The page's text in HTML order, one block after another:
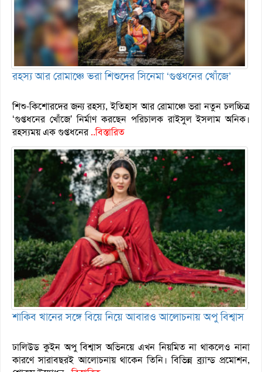
রহস্য আর রোমাঞ্চে ভরা শিশুদের সিনেমা ‘গুপ্তধনের খোঁজে’
শিশু-কিশোরদের জন্য রহস্য, ইতিহাস আর রোমাঞ্চে ভরা নতুন চলচ্চিত্র
‘গুপ্তধনের খোঁজে’ নির্মাণ করছেন পরিচালক রাইসুল ইসলাম অনিক।
রহস্যময় এক গুপ্তধনের..বিস্তারিত
শাকিব খানের সঙ্গে বিয়ে নিয়ে আবারও আলোচনায় অপু বিশ্বাস
ঢালিউড কুইন অপু বিশ্বাস অভিনয়ে এখন নিয়মিত না থাকলেও নানা
কারণে সারাবছরই আলোচনায় থাকেন তিনি। বিভিন্ন ব্র্যান্ড প্রমোশন,